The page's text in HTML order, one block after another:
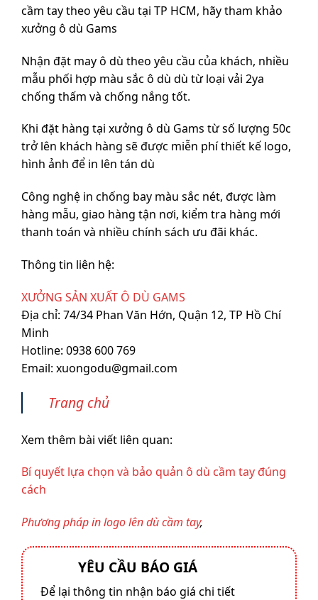
cầm tay theo yêu cầu tại TP HCM, hãy tham khảo
xưởng ô dù Gams
Nhận đặt may ô dù theo yêu cầu của khách, nhiều
mẫu phối hợp màu sắc ô dù dù từ loại vải 2ya
chống thấm và chống nắng tốt.
Khi đặt hàng tại xưởng ô dù Gams từ số lượng 50c
trở lên khách hàng sẽ được miễn phí thiết kế logo,
hình ảnh để in lên tán dù
Công nghệ in chống bay màu sắc nét, được làm
hàng mẫu, giao hàng tận nơi, kiểm tra hàng mới
thanh toán và nhiều chính sách ưu đãi khác.
Thông tin liên hệ:
XƯỞNG SẢN XUẤT Ô DÙ GAMS
Địa chỉ: 74/34 Phan Văn Hớn, Quận 12, TP Hồ Chí
Minh
Hotline: 0938 600 769‬
Email: xuongodu@gmail.com
Trang chủ
Xem thêm bài viết liên quan:
Bí quyết lựa chọn và bảo quản ô dù cầm tay đúng
cách
Phương pháp in logo lên dù cầm tay,
YÊU CẦU BÁO GIÁ
Để lại thông tin nhận báo giá chi tiết